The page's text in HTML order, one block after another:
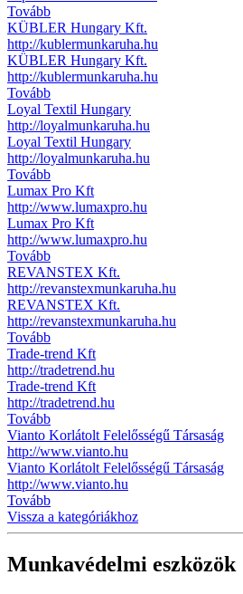
Tovább
KÜBLER Hungary Kft.
http://kublermunkaruha.hu
KÜBLER Hungary Kft.
http://kublermunkaruha.hu
Tovább
Loyal Textil Hungary
http://loyalmunkaruha.hu
Loyal Textil Hungary
http://loyalmunkaruha.hu
Tovább
Lumax Pro Kft
http://www.lumaxpro.hu
Lumax Pro Kft
http://www.lumaxpro.hu
Tovább
REVANSTEX Kft.
http://revanstexmunkaruha.hu
REVANSTEX Kft.
http://revanstexmunkaruha.hu
Tovább
Trade-trend Kft
http://tradetrend.hu
Trade-trend Kft
http://tradetrend.hu
Tovább
Vianto Korlátolt Felelősségű Társaság
http://www.vianto.hu
Vianto Korlátolt Felelősségű Társaság
http://www.vianto.hu
Tovább
Vissza a kategóriákhoz
Munkavédelmi eszközök